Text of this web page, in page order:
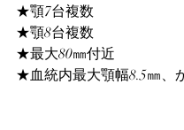
★顎7台複数
★顎8台複数
★最大80㎜付近
★血統内最大顎幅8.5㎜、